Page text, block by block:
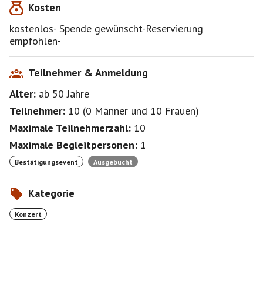
Kosten
kostenlos- Spende gewünscht-Reservierung
empfohlen-
Teilnehmer & Anmeldung
Alter: ab 50Jahre
Teilnehmer: 10 (0 Männer und 10 Frauen)
Maximale Teilnehmerzahl: 10
Maximale Begleitpersonen: 1
Bestätigungsevent Ausgebucht
Kategorie
Konzert